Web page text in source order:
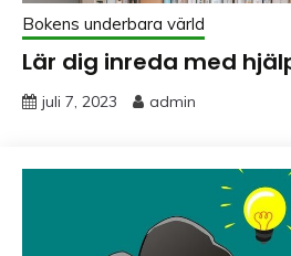
Bokens underbara värld
Lär dig inreda med
juli 7, 2023 admin